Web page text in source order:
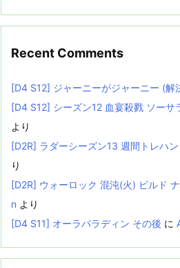
Recent Comments
[D4 S12] ジャーニーがジャーニー (解
[D4 S12] シーズン12 血宴殺戮 ソーサ
より
[D2R] ラダーシーズン13 週間トレハ
り
[D2R] ウォーロック 混沌(火) ビルド
n より
[D4 S11] オーラパラディン その後 に